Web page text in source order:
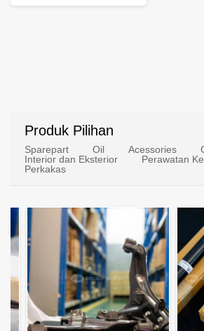
Produk Pilihan
Sparepart Oil Acessories
Interior dan Eksterior
Perawatan
Perkakas